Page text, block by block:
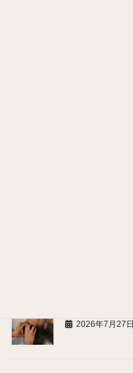
2026年7月27日